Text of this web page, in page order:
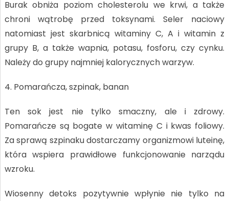
Burak obniża poziom cholesterolu we krwi, a także
chroni wątrobę przed toksynami. Seler naciowy
natomiast jest skarbnicą witaminy C, A i witamin z
grupy B, a także wapnia, potasu, fosforu, czy cynku.
Należy do grupy najmniej kalorycznych warzyw.
4. Pomarańcza, szpinak, banan
Ten sok jest nie tylko smaczny, ale i zdrowy.
Pomarańcze są bogate w witaminę C i kwas foliowy.
Za sprawą szpinaku dostarczamy organizmowi luteinę,
która wspiera prawidłowe funkcjonowanie narządu
wzroku.
Wiosenny detoks pozytywnie wpłynie nie tylko na